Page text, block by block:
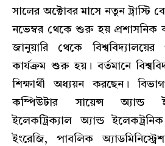
সালের অক্টোবর মাসে নতুন ট্রাস্টি
নভেম্বর থেকে শুরু হয় প্রশাসনিক
জানুয়ারি থেকে
কার্যক্রম শুরু হয়। বর্তমানে
শিক্ষার্থী অধ্যয়ন করছেন।
কম্পিউটার সায়েন্স অ্যান্ড
ইলেকট্রিক্যাল অ্যান্ড
ইংরেজি, পাবলিক